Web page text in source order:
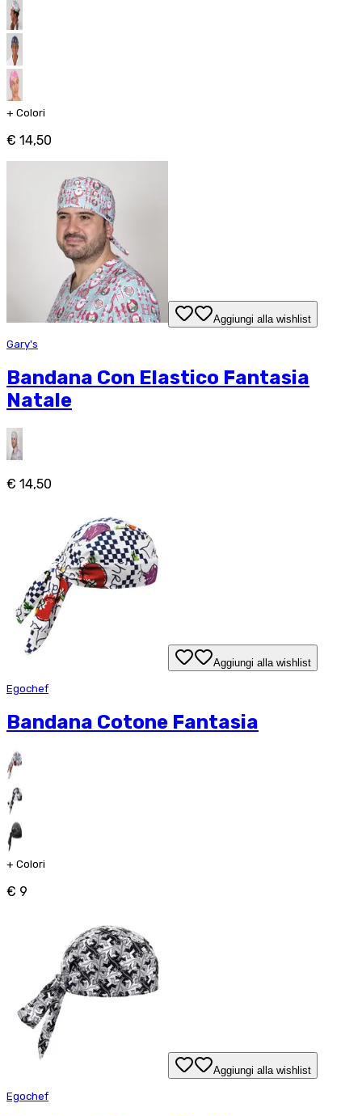
+ Colori
€ 14,50
Aggiungi alla wishlist
Gary's
Bandana Con Elastico Fantasia
Natale
€ 14,50
Aggiungi alla wishlist
Egochef
Bandana Cotone Fantasia
+ Colori
€ 9
Aggiungi alla wishlist
Egochef